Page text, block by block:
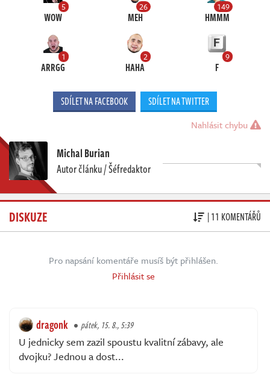
5
WOW
26
MEH
149
HMMM
1
ARRGG
2
HAHA
9
F
SDÍLET NA FACEBOOK SDÍLET NA TWITTER
Nahlásit chybu
Michal Burian
Autor článku / Šéfredaktor
DISKUZE | 11 KOMENTÁŘŮ
Pro napsání komentáře musíš být přihlášen.
Přihlásit se
dragonk pátek, 15. 8., 5:39
U jednicky sem zazil spoustu kvalitní zábavy, ale
dvojku? Jednou a dost...